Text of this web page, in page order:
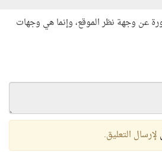
عن وجهة نظر الموقع، وإنما هي وجهات
لإرسال التعليق.